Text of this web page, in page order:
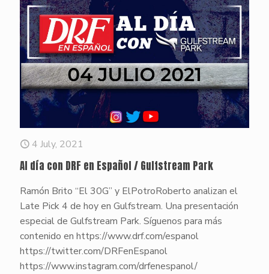
4 July, 2021
Al día con DRF en Español / Gulfstream Park
Ramón Brito “El 30G” y ElPotroRoberto analizan el
Late Pick 4 de hoy en Gulfstream. Una presentación
especial de Gulfstream Park. Síguenos para más
contenido en https://www.drf.com/espanol
https://twitter.com/DRFenEspanol
https://www.instagram.com/drfenespanol/